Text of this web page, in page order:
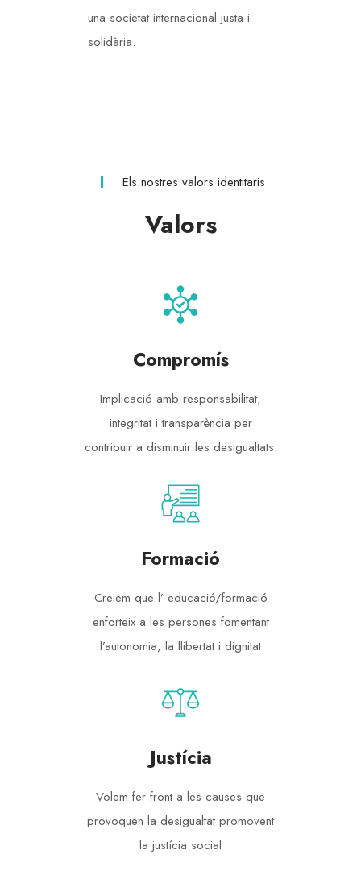
una societat internacional justa i
solidària.
Els nostres valors identitaris
Valors
Compromís
Implicació amb responsabilitat,
integritat i transparència per
contribuir a disminuir les desigualtats.
Formació
Creiem que l’ educació/formació
enforteix a les persones fomentant
l’autonomia, la llibertat i dignitat
Justícia
Volem fer front a les causes que
provoquen la desigualtat promovent
la justícia social